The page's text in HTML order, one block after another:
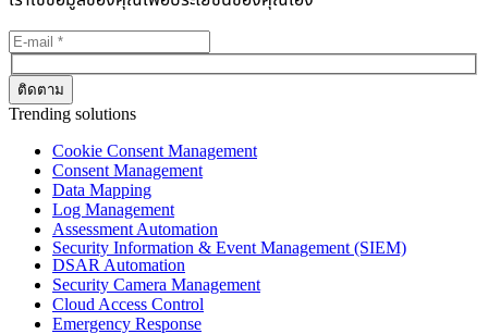
Trending solutions
Cookie Consent Management
Consent Management
Data Mapping
Log Management
Assessment Automation
Security Information & Event Management (SIEM)
DSAR Automation
Security Camera Management
Cloud Access Control
Emergency Response